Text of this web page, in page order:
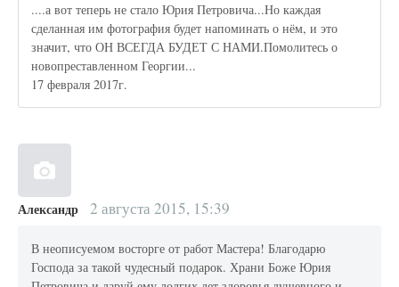
....а вот теперь не стало Юрия Петровича...Но каждая
сделанная им фотография будет напоминать о нём, и это
значит, что ОН ВСЕГДА БУДЕТ С НАМИ.Помолитесь о
новопреставленном Георгии...
17 февраля 2017г.
Александр 2 августа 2015, 15:39
В неописуемом восторге от работ Мастера! Благодарю
Господа за такой чудесный подарок. Храни Боже Юрия